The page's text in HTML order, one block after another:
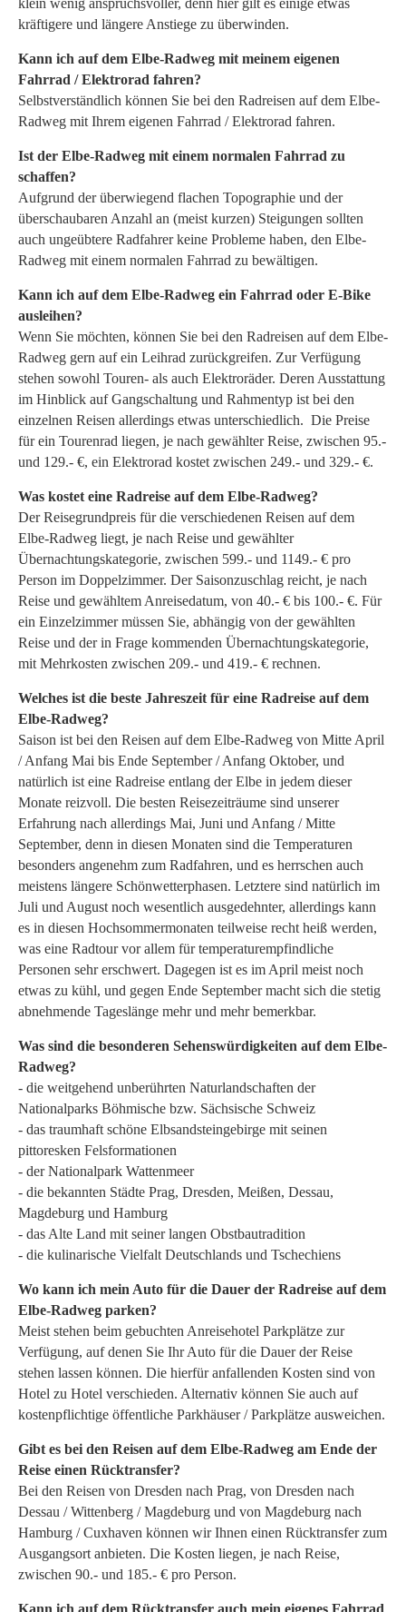
klein wenig anspruchsvoller, denn hier gilt es einige etwas
kräftigere und längere Anstiege zu überwinden.
Kann ich auf dem Elbe-Radweg mit meinem eigenen
Fahrrad / Elektrorad fahren?
Selbstverständlich können Sie bei den Radreisen auf dem Elbe-
Radweg mit Ihrem eigenen Fahrrad / Elektrorad fahren.
Ist der Elbe-Radweg mit einem normalen Fahrrad zu
schaffen?
Aufgrund der überwiegend flachen Topographie und der
überschaubaren Anzahl an (meist kurzen) Steigungen sollten
auch ungeübtere Radfahrer keine Probleme haben, den Elbe-
Radweg mit einem normalen Fahrrad zu bewältigen.
Kann ich auf dem Elbe-Radweg ein Fahrrad oder E-Bike
ausleihen?
Wenn Sie möchten, können Sie bei den Radreisen auf dem Elbe-
Radweg gern auf ein Leihrad zurückgreifen. Zur Verfügung
stehen sowohl Touren- als auch Elektroräder. Deren Ausstattung
im Hinblick auf Gangschaltung und Rahmentyp ist bei den
einzelnen Reisen allerdings etwas unterschiedlich. Die Preise
für ein Tourenrad liegen, je nach gewählter Reise, zwischen 95.-
und 129.- €, ein Elektrorad kostet zwischen 249.- und 329.- €.
Was kostet eine Radreise auf dem Elbe-Radweg?
Der Reisegrundpreis für die verschiedenen Reisen auf dem
Elbe-Radweg liegt, je nach Reise und gewählter
Übernachtungskategorie, zwischen 599.- und 1149.- € pro
Person im Doppelzimmer. Der Saisonzuschlag reicht, je nach
Reise und gewähltem Anreisedatum, von 40.- € bis 100.- €. Für
ein Einzelzimmer müssen Sie, abhängig von der gewählten
Reise und der in Frage kommenden Übernachtungskategorie,
mit Mehrkosten zwischen 209.- und 419.- € rechnen.
Welches ist die beste Jahreszeit für eine Radreise auf dem
Elbe-Radweg?
Saison ist bei den Reisen auf dem Elbe-Radweg von Mitte April
/ Anfang Mai bis Ende September / Anfang Oktober, und
natürlich ist eine Radreise entlang der Elbe in jedem dieser
Monate reizvoll. Die besten Reisezeiträume sind unserer
Erfahrung nach allerdings Mai, Juni und Anfang / Mitte
September, denn in diesen Monaten sind die Temperaturen
besonders angenehm zum Radfahren, und es herrschen auch
meistens längere Schönwetterphasen. Letztere sind natürlich im
Juli und August noch wesentlich ausgedehnter, allerdings kann
es in diesen Hochsommermonaten teilweise recht heiß werden,
was eine Radtour vor allem für temperaturempfindliche
Personen sehr erschwert. Dagegen ist es im April meist noch
etwas zu kühl, und gegen Ende September macht sich die stetig
abnehmende Tageslänge mehr und mehr bemerkbar.
Was sind die besonderen Sehenswürdigkeiten auf dem Elbe-
Radweg?
- die weitgehend unberührten Naturlandschaften der
Nationalparks Böhmische bzw. Sächsische Schweiz
- das traumhaft schöne Elbsandsteingebirge mit seinen
pittoresken Felsformationen
- der Nationalpark Wattenmeer
- die bekannten Städte Prag, Dresden, Meißen, Dessau,
Magdeburg und Hamburg
- das Alte Land mit seiner langen Obstbautradition
- die kulinarische Vielfalt Deutschlands und Tschechiens
Wo kann ich mein Auto für die Dauer der Radreise auf dem
Elbe-Radweg parken?
Meist stehen beim gebuchten Anreisehotel Parkplätze zur
Verfügung, auf denen Sie Ihr Auto für die Dauer der Reise
stehen lassen können. Die hierfür anfallenden Kosten sind von
Hotel zu Hotel verschieden. Alternativ können Sie auch auf
kostenpflichtige öffentliche Parkhäuser / Parkplätze ausweichen.
Gibt es bei den Reisen auf dem Elbe-Radweg am Ende der
Reise einen Rücktransfer?
Bei den Reisen von Dresden nach Prag, von Dresden nach
Dessau / Wittenberg / Magdeburg und von Magdeburg nach
Hamburg / Cuxhaven können wir Ihnen einen Rücktransfer zum
Ausgangsort anbieten. Die Kosten liegen, je nach Reise,
zwischen 90.- und 185.- € pro Person.
Kann ich auf dem Rücktransfer auch mein eigenes Fahrrad